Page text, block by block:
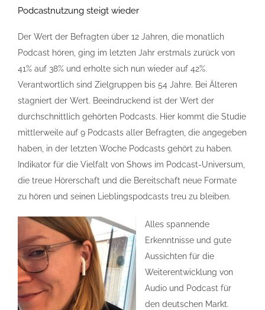
Podcastnutzung steigt wieder
Der Wert der Befragten über 12 Jahren, die monatlich
Podcast hören, ging im letzten Jahr erstmals zurück von
41% auf 38% und erholte sich nun wieder auf 42%.
Verantwortlich sind Zielgruppen bis 54 Jahre. Bei Älteren
stagniert der Wert. Beeindruckend ist der Wert der
durchschnittlich gehörten Podcasts. Hier kommt die Studie
mittlerweile auf 9 Podcasts aller Befragten, die angegeben
haben, in der letzten Woche Podcasts gehört zu haben.
Indikator für die Vielfalt von Shows im Podcast-Universum,
die treue Hörerschaft und die Bereitschaft neue Formate
zu hören und seinen Lieblingspodcasts treu zu bleiben.
Alles spannende
Erkenntnisse und gute
Aussichten für die
Weiterentwicklung von
Audio und Podcast für
den deutschen Markt.